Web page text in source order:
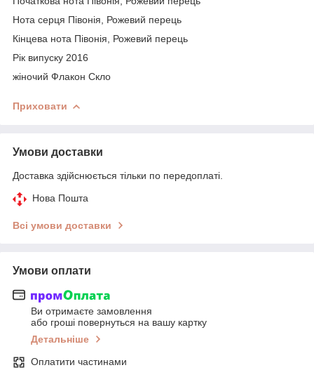
Нота серця Півонія, Рожевий перець
Кінцева нота Півонія, Рожевий перець
Рік випуску 2016
жіночий Флакон Скло
Приховати
Умови доставки
Доставка здійснюється тільки по передоплаті.
Нова Пошта
Всі умови доставки
Умови оплати
Ви отримаєте замовлення
або гроші повернуться на вашу картку
Детальніше
Оплатити частинами